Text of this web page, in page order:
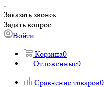
Заказать звонок
Задать вопрос
Войти
Корзина0
Отложенные0
Сравнение товаров0